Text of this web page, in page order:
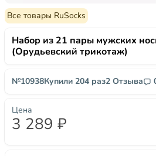
Все товары RuSocks
Набор из 21 пары мужских
(Орудьевский трикотаж)
№10938Купили 204 раз2 Отзыва
Цена
3 289 ₽